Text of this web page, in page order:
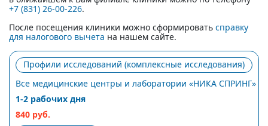
+7 (831) 26-00-226.
После посещения клиники можно сформировать справку
для налогового вычета на нашем сайте.
Профили исследований (комплексные исследования)
Все медицинские центры и лаборатории «НИКА СПРИНГ»
1-2 рабочих дня
840 руб.